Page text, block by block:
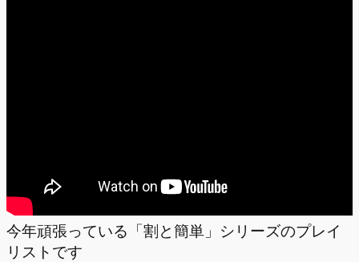
今年頑張っている「割と簡単」シリーズのプレイ
リストです